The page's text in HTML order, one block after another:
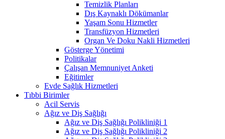
Temizlik Planları
Dış Kaynaklı Dökümanlar
Yaşam Sonu Hizmetler
Transfüzyon Hizmetleri
Organ Ve Doku Nakli Hizmetleri
Gösterge Yönetimi
Politikalar
Çalışan Memnuniyet Anketi
Eğitimler
Evde Sağlık Hizmetleri
Tıbbi Birimler
Acil Servis
Ağız ve Diş Sağlığı
Ağız ve Diş Sağlığı Polikliniği 1
Ağız ve Diş Sağlığı Polikliniği 2